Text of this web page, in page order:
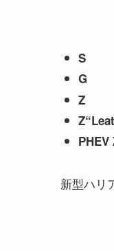
S
G
Z
PHEV
新型ハリ